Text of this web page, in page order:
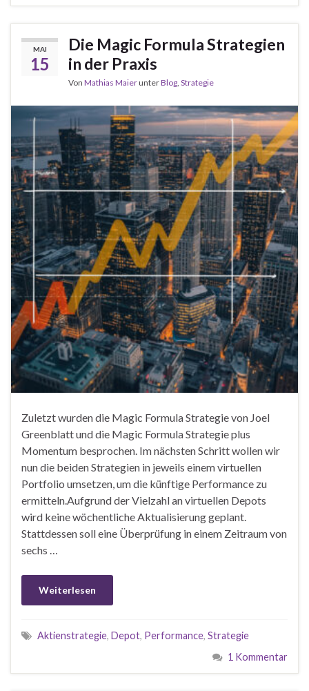
MAI
15
Die Magic Formula Strategien
in der Praxis
Von Mathias MaierunterBlog, Strategie
Zuletzt wurden die Magic Formula Strategie von Joel
Greenblatt und die Magic Formula Strategie plus
Momentum besprochen. Im nächsten Schritt wollen wir
nun die beiden Strategien in jeweils einem virtuellen
Portfolio umsetzen, um die künftige Performance zu
ermitteln.Aufgrund der Vielzahl an virtuellen Depots
wird keine wöchentliche Aktualisierung geplant.
Stattdessen soll eine Überprüfung in einem Zeitraum von
sechs …
Weiterlesen
Aktienstrategie, Depot, Performance, Strategie
1 Kommentar